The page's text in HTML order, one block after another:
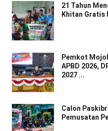
21 Tahun
Khitan Gratis
Pemkot
APBD 2026,
2027 ...
Calon
Pemusatan